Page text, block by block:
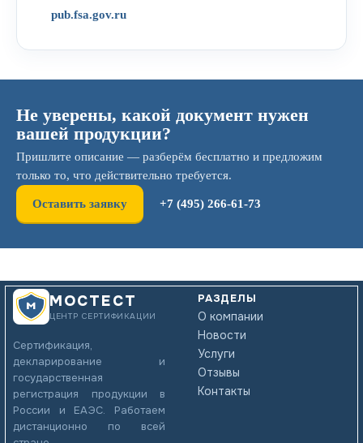
pub.fsa.gov.ru
Не уверены, какой документ нужен
вашей продукции?
Пришлите описание — разберём бесплатно и предложим
только то, что действительно требуется.
Оставить заявку +7 (495) 266-61-73
МОСТЕСТ
ЦЕНТР СЕРТИФИКАЦИИ
Сертификация,
декларирование и
государственная
регистрация продукции в
России и ЕАЭС. Работаем
дистанционно по всей
РАЗДЕЛЫ
О компании
Новости
Услуги
Отзывы
Контакты